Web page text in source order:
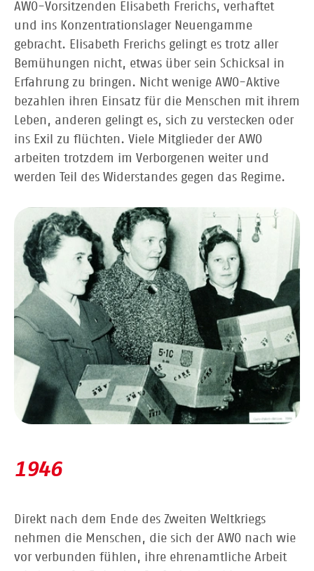
AWO-Vorsitzenden Elisabeth Frerichs, verhaftet
und ins Konzentrationslager Neuengamme
gebracht. Elisabeth Frerichs gelingt es trotz aller
Bemühungen nicht, etwas über sein Schicksal in
Erfahrung zu bringen. Nicht wenige AWO-Aktive
bezahlen ihren Einsatz für die Menschen mit ihrem
Leben, anderen gelingt es, sich zu verstecken oder
ins Exil zu flüchten. Viele Mitglieder der AWO
arbeiten trotzdem im Verborgenen weiter und
werden Teil des Widerstandes gegen das Regime.
1946
Direkt nach dem Ende des Zweiten Weltkriegs
nehmen die Menschen, die sich der AWO nach wie
vor verbunden fühlen, ihre ehrenamtliche Arbeit